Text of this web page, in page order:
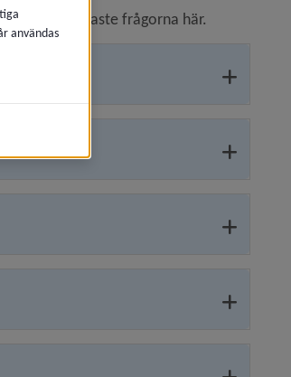
på de vanligaste frågorna här.
användas